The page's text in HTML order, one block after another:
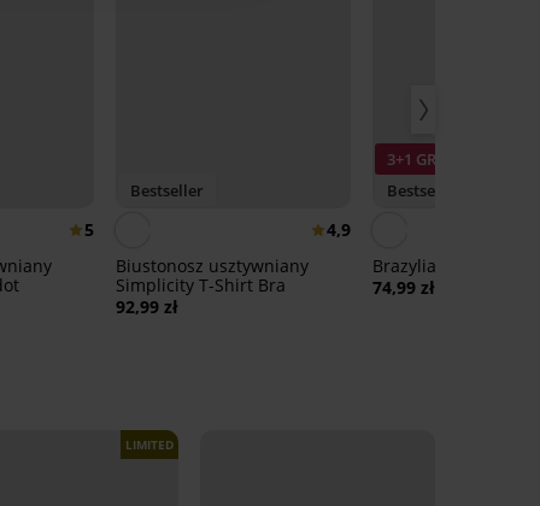
5
Bestseller
4,9
Biustonosz usztywniany
Simplicity T-Shirt Bra
92,99 zł
3+1 GRATIS
Bestseller
Brazyliany DIVA by
74,99 zł
LIMITED